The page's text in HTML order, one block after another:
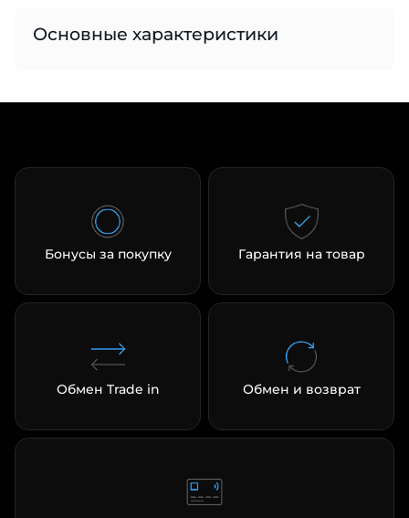
Основные характеристики
Бонусы за покупку Гарантия на товар
Обмен Trade in Обмен и возврат